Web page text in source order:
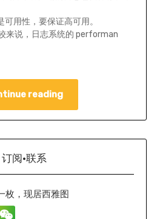
用性，要保证高可用。
来说，日志系统的 performan
reading
订阅·联系
枚，现居西雅图